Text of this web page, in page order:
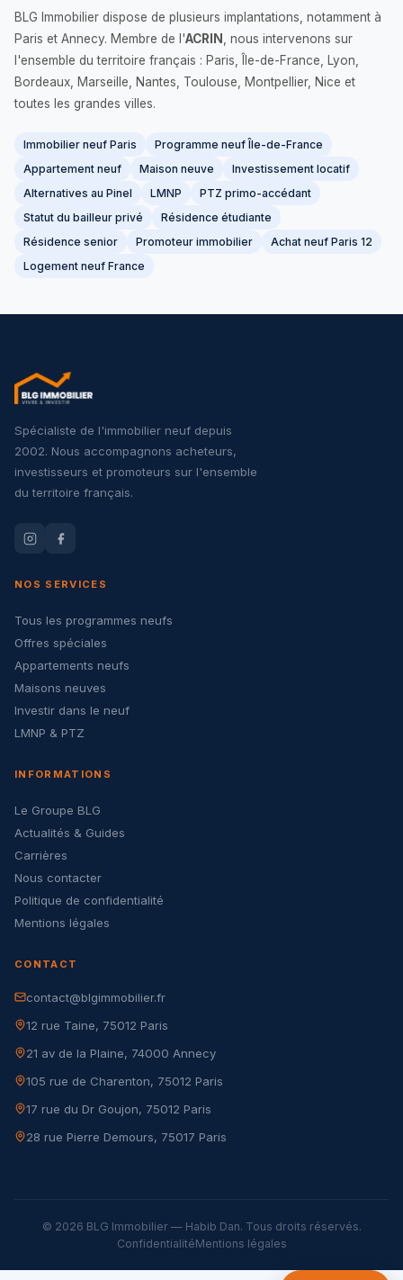
BLG Immobilier dispose de plusieurs implantations, notamment à
Paris et Annecy. Membre de l'ACRIN
, nous intervenons sur
l'ensemble du territoire français : Paris, Île-de-France, Lyon,
Bordeaux, Marseille, Nantes, Toulouse, Montpellier, Nice et
toutes les grandes villes.
Immobilier neuf Paris
Programme neuf Île-de-France
Appartement neuf
Maison neuve
Investissement locatif
Alternatives au Pinel
LMNP
PTZ primo-accédant
Statut du bailleur privé
Résidence étudiante
Résidence senior
Promoteur immobilier
Achat neuf Paris 12
Logement neuf France
Spécialiste de l'immobilier neuf depuis
2002. Nous accompagnons acheteurs,
investisseurs et promoteurs sur l'ensemble
du territoire français.
NOS SERVICES
Tous les programmes neufs
Offres spéciales
Appartements neufs
Maisons neuves
Investir dans le neuf
LMNP & PTZ
INFORMATIONS
Le Groupe BLG
Actualités & Guides
Carrières
Nous contacter
Politique de confidentialité
Mentions légales
CONTACT
contact@blgimmobilier.fr
12 rue Taine, 75012 Paris
21 av de la Plaine, 74000 Annecy
105 rue de Charenton, 75012 Paris
17 rue du Dr Goujon, 75012 Paris
28 rue Pierre Demours, 75017 Paris
© 2026 BLG Immobilier — Habib Dan. Tous droits réservés.
ConfidentialitéMentions légales